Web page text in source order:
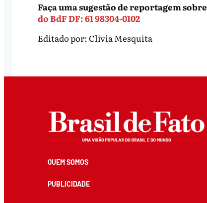
Faça uma sugestão de reportagem
do BdF DF: 61 98304-0102
Editado por: Clivia Mesquita
QUEM SOMOS
PUBLICIDADE